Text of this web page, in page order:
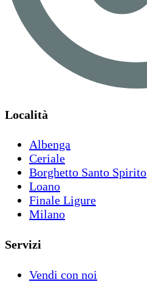
Località
Albenga
Ceriale
Borghetto Santo Spirito
Loano
Finale Ligure
Milano
Servizi
Vendi con noi